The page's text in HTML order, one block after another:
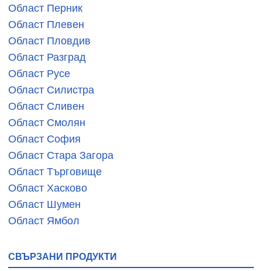
Област Перник
Област Плевен
Област Пловдив
Област Разград
Област Русе
Област Силистра
Област Сливен
Област Смолян
Област София
Област Стара Загора
Област Търговище
Област Хасково
Област Шумен
Област Ямбол
СВЪРЗАНИ ПРОДУКТИ